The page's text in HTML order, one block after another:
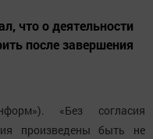
что о деятельности
после завершения
«Без согласия
произведены быть не